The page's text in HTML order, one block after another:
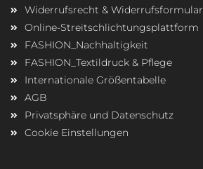
Widerrufsrecht & Widerrufsformular
Online-Streitschlichtungsplattform
FASHION_Nachhaltigkeit
FASHION_Textildruck & Pflege
Internationale Größentabelle
AGB
Privatsphäre und Datenschutz
Cookie Einstellungen